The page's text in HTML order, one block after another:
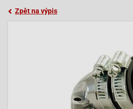
Zpět na výpis